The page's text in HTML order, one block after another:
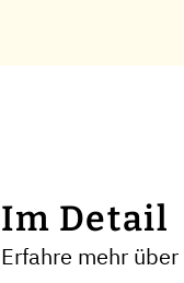
Im Detail
Erfahre mehr